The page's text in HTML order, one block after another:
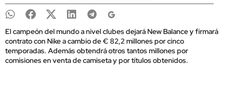
El campeón del mundo a nivel clubes dejará New Balance y firmará
contrato con Nike a cambio de € 82,2 millones por cinco
temporadas. Además obtendrá otros tantos millones por
comisiones en venta de camiseta y por títulos obtenidos.